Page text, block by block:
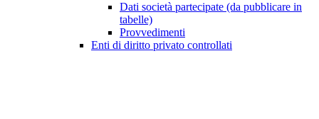
Dati società partecipate (da pubblicare in
tabelle)
Provvedimenti
Enti di diritto privato controllati